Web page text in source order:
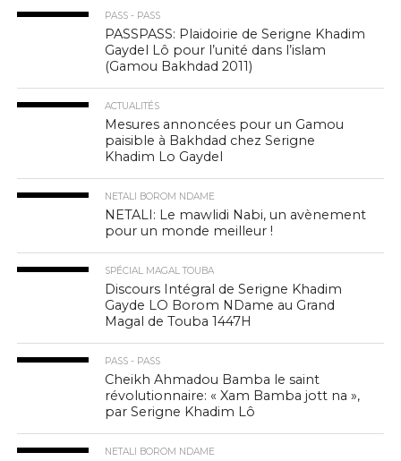
PASS - PASS
PASSPASS: Plaidoirie de Serigne Khadim
Gaydel Lô pour l’unité dans l’islam
(Gamou Bakhdad 2011)
ACTUALITÉS
Mesures annoncées pour un Gamou
paisible à Bakhdad chez Serigne
Khadim Lo Gaydel
NETALI BOROM NDAME
NETALI: Le mawlidi Nabi, un avènement
pour un monde meilleur !
SPÉCIAL MAGAL TOUBA
Discours Intégral de Serigne Khadim
Gayde LO Borom NDame au Grand
Magal de Touba 1447H
PASS - PASS
Cheikh Ahmadou Bamba le saint
révolutionnaire: « Xam Bamba jott na »,
par Serigne Khadim Lô
NETALI BOROM NDAME